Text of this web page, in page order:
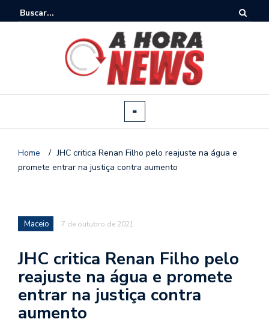
Home / JHC critica Renan Filho pelo reajuste na água e
promete entrar na justiça contra aumento
Maceio 7 de outubro de 2021
JHC critica Renan Filho pelo
reajuste na água e promete
entrar na justiça contra
aumento